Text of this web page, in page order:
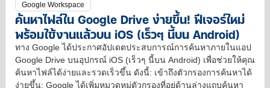
Google Workspace
ค้นหาไฟล์ใน Google Drive ง่ายขึ้น! ฟีเจอร์ใหม่
พร้อมใช้งานแล้วบน iOS (เร็วๆ นี้บน Android)
ทาง Google ได้ประกาศอัปเดตประสบการณ์การค้นหาภายในแอป
Google Drive บนอุปกรณ์ iOS (เร็วๆ นี้บน Android) เพื่อช่วยให้คุณ
ค้นหาไฟล์ได้ง่ายและรวดเร็วขึ้น ดังนี้: เข้าถึงตัวกรองการค้นหาได้
ง่ายขึ้น: Google ได้เพิ่มหมวดหมู่ตัวกรองที่อยู่ด้านล่างแถบค้นหา